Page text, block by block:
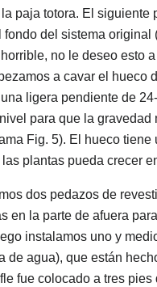
paja totora. El siguiente
del sistema original
no le deseo esto
a cavar el hueco
ligera pendiente de
para que la gravedad
Fig. 5). El hueco tiene
plantas pueda crecer
dos pedazos de
en la parte de afuera
instalamos uno y
de agua), que están
fue colocado a tres pies